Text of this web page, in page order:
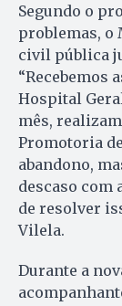
Segundo o
problemas, o
civil pública
“Recebemos
Hospital
mês,
Promotoria
abandono,
descaso com
de resolver
Vilela.
Durante a